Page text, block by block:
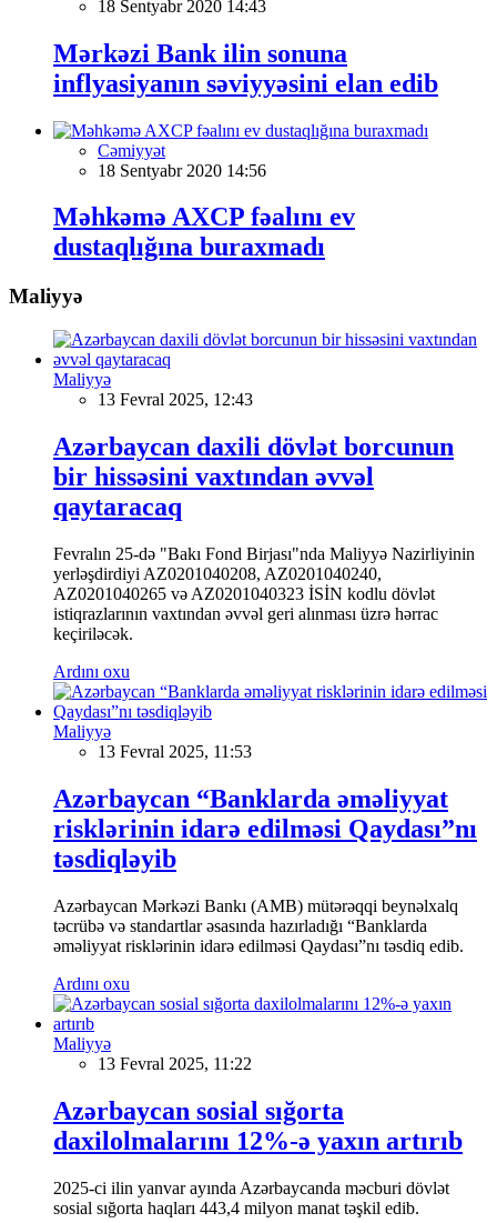
18 Sentyabr 2020 14:43
Mərkəzi Bank ilin sonuna
inflyasiyanın səviyyəsini elan edib
Cəmiyyət
18 Sentyabr 2020 14:56
Məhkəmə AXCP fəalını ev
dustaqlığına buraxmadı
Maliyyə
Maliyyə
13 Fevral 2025, 12:43
Azərbaycan daxili dövlət borcunun
bir hissəsini vaxtından əvvəl
qaytaracaq
Fevralın 25-də "Bakı Fond Birjası"nda Maliyyə Nazirliyinin
yerləşdirdiyi AZ0201040208, AZ0201040240,
AZ0201040265 və AZ0201040323 İSİN kodlu dövlət
istiqrazlarının vaxtından əvvəl geri alınması üzrə hərrac
keçiriləcək.
Ardını oxu
Maliyyə
13 Fevral 2025, 11:53
Azərbaycan “Banklarda əməliyyat
risklərinin idarə edilməsi Qaydası”nı
təsdiqləyib
Azərbaycan Mərkəzi Bankı (AMB) mütərəqqi beynəlxalq
təcrübə və standartlar əsasında hazırladığı “Banklarda
əməliyyat risklərinin idarə edilməsi Qaydası”nı təsdiq edib.
Ardını oxu
Maliyyə
13 Fevral 2025, 11:22
Azərbaycan sosial sığorta
daxilolmalarını 12%-ə yaxın artırıb
2025-ci ilin yanvar ayında Azərbaycanda məcburi dövlət
sosial sığorta haqları 443,4 milyon manat təşkil edib.